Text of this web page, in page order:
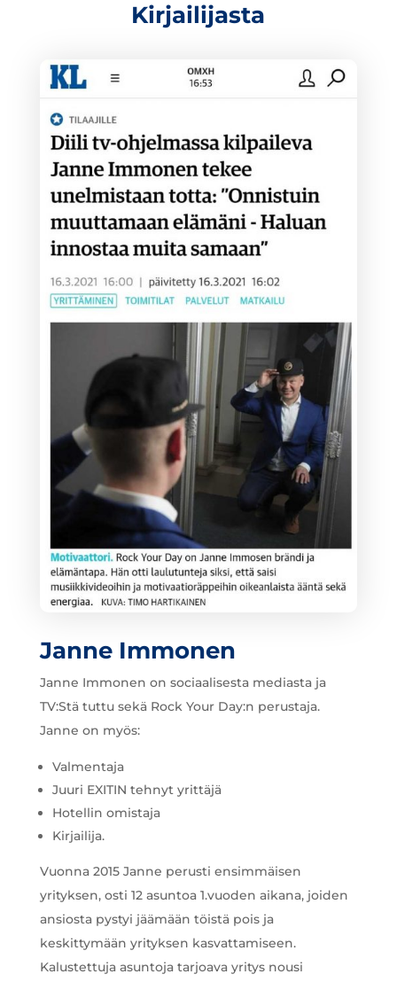
Kirjailijasta
Janne Immonen
Janne Immonen on sociaalisesta mediasta ja
TV:Stä tuttu sekä Rock Your Day:n perustaja.
Janne on myös:
Valmentaja
Juuri EXITIN tehnyt yrittäjä
Hotellin omistaja
Kirjailija.
Vuonna 2015 Janne perusti ensimmäisen
yrityksen, osti 12 asuntoa 1.vuoden aikana, joiden
ansiosta pystyi jäämään töistä pois ja
keskittymään yrityksen kasvattamiseen.
Kalustettuja asuntoja tarjoava yritys nousi